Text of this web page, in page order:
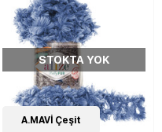
14Çeşit
STOKTA YOK
A.MAVİ Çeşit